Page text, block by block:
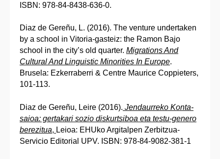
ISBN: 978-84-8438-636-0.
Diaz de Gereñu, L. (2016). The venture undertaken
by a school in Vitoria-gasteiz: the Ramon Bajo
school in the city’s old quarter. Migrations And
Cultural And Linguistic Minorities In Europe.
Brusela: Ezkerraberri & Centre Maurice Coppieters,
101-113.
Diaz de Gereñu, Leire (2016). Jendaurreko Konta-
saioa: gertakari sozio diskurtsiboa eta testu-genero
berezitua, Leioa: EHUko Argitalpen Zerbitzua-
Servicio Editorial UPV. ISBN: 978-84-9082-381-1